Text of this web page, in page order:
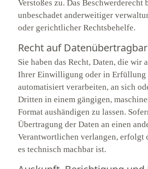
Verstoßes zu. Das Beschwerderecht
unbeschadet anderweitiger
oder gerichtlicher Rechtsbehelfe.
Recht auf
Sie haben das Recht, Daten, die wir
Ihrer Einwilligung oder in Erfüllung
automatisiert verarbeiten, an sich
Dritten in einem gängigen,
Format aushändigen zu lassen.
Übertragung der Daten an einen
Verantwortlichen verlangen, erfolgt
es technisch machbar ist.